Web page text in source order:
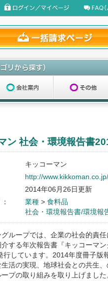
ン 社会・環境報告書
キッコーマン
http://
2014年06月26日更新
業種> 食料品
社会・環境報告書/環境報
ループでは、企業の社会的責
する年次報告書『キッコーマ
行しています。2014年度冊子版
活の実現、地球社会との共生
プの取り組みを取り上げました